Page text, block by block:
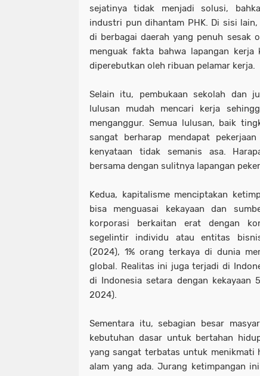
sejatinya tidak menjadi solusi,
industri pun dihantam PHK. Di sisi
di berbagai daerah yang penuh sesak
menguak fakta bahwa lapangan
diperebutkan oleh ribuan pelamar kerja.
Selain itu, pembukaan sekolah dan
lulusan mudah mencari kerja
menganggur. Semua lulusan, baik
sangat berharap mendapat
kenyataan tidak semanis asa.
bersama dengan sulitnya lapangan
Kedua, kapitalisme menciptakan
bisa menguasai kekayaan dan
korporasi berkaitan erat dengan
segelintir individu atau entitas
(2024), 1% orang terkaya di dunia
global. Realitas ini juga terjadi di
di Indonesia setara dengan kekayaan
2024).
Sementara itu, sebagian besar
kebutuhan dasar untuk bertahan
yang sangat terbatas untuk menikmati
alam yang ada. Jurang ketimpangan